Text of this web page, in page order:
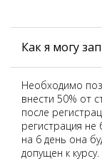
Как я могу
Необходимо
внести 50% от
после
регистрация не
на 6 день она
допущен к курсу.